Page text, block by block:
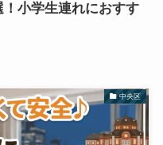
小学生連れにおすす
中央区